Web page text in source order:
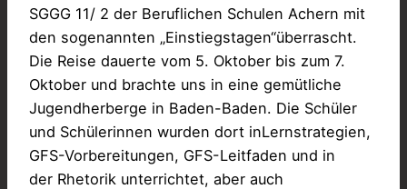
SGGG 11/ 2 der Beruflichen Schulen Achern mit
den sogenannten „Einstiegstagen“überrascht.
Die Reise dauerte vom 5. Oktober bis zum 7.
Oktober und brachte uns in eine gemütliche
Jugendherberge in Baden-Baden. Die Schüler
und Schülerinnen wurden dort inLernstrategien,
GFS-Vorbereitungen, GFS-Leitfaden und in
der Rhetorik unterrichtet, aber auch